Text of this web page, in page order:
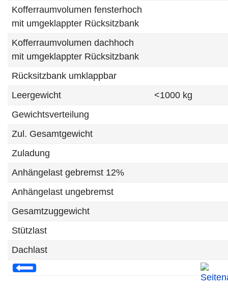
Kofferraumvolumen fensterhoch
mit umgeklappter Rücksitzbank
Kofferraumvolumen dachhoch
mit umgeklappter Rücksitzbank
Rücksitzbank umklappbar
Leergewicht
<1000 kg
Gewichtsverteilung
Zul. Gesamtgewicht
Zuladung
Anhängelast gebremst 12%
Anhängelast ungebremst
Gesamtzuggewicht
Stützlast
Dachlast